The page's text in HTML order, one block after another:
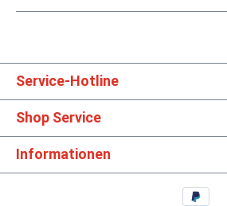
Service-Hotline
Shop Service
Informationen